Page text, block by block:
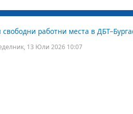
работни места в
13 Юли 2026 10:07